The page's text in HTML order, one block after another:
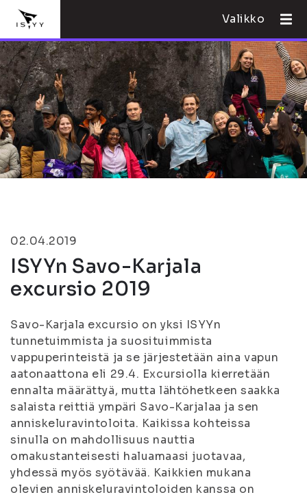
Valikko
02.04.2019
ISYYn Savo-Karjala
excursio 2019
Savo-Karjala excursio on yksi ISYYn
tunnetuimmista ja suosituimmista
vappuperinteistä ja se järjestetään aina vapun
aatonaattona eli 29.4. Excursiolla kierretään
ennalta määrättyä, mutta lähtöhetkeen saakka
salaista reittiä ympäri Savo-Karjalaa ja sen
anniskeluravintoloita. Kaikissa kohteissa
sinulla on mahdollisuus nauttia
omakustanteisesti haluamaasi juotavaa,
yhdessä myös syötävää. Kaikkien mukana
olevien anniskeluravintoloiden kanssa on